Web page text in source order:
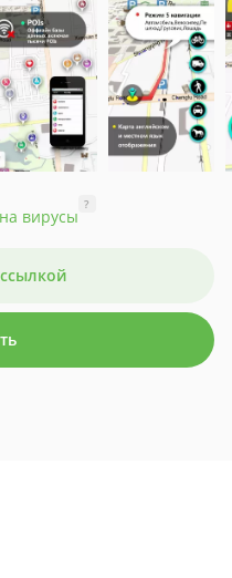
вирусы
?